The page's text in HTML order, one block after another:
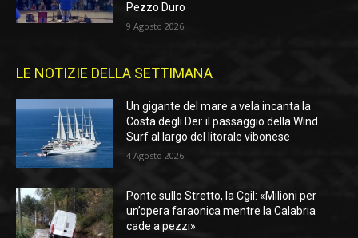
Pezzo Duro
9 Agosto 2026
LE NOTIZIE DELLA SETTIMANA
Un gigante del mare a vela incanta la
Costa degli Dei: il passaggio della Wind
Surf al largo del litorale vibonese
4 Agosto 2026
Ponte sullo Stretto, la Cgil: «Milioni per
un’opera faraonica mentre la Calabria
cade a pezzi»